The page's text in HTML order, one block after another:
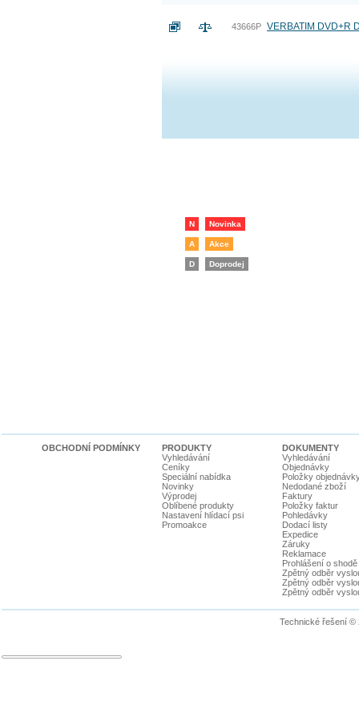
43666P VERBATIM DVD+R
N Novinka
A Akce
D Doprodej
OBCHODNÍ PODMÍNKY
PRODUKTY
Vyhledávání
Ceníky
Speciální nabídka
Novinky
Výprodej
Oblíbené produkty
Nastavení hlídací psi
Promoakce
DOKUMENTY
Vyhledávání
Objednávky
Položky
Nedodané zboží
Faktury
Položky faktur
Pohledávky
Dodací listy
Expedice
Záruky
Reklamace
Prohlášení o shodě
Zpětný odběr
Zpětný odběr
Zpětný odběr
Technické řešení ©